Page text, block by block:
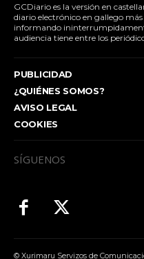
GCDiario es la versión en
diario electrónico en gallego
informando
audiencia tiene entre los
PUBLICIDAD
¿QUIÉNES SOMOS?
AVISO LEGAL
COOKIES
SÍGUENOS
© Xurimaru Servizos de